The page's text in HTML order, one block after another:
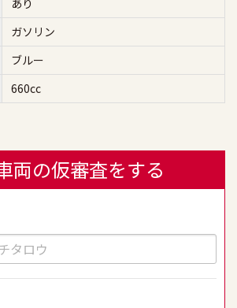
ガソリン
ブルー
660cc
両の仮審査をする